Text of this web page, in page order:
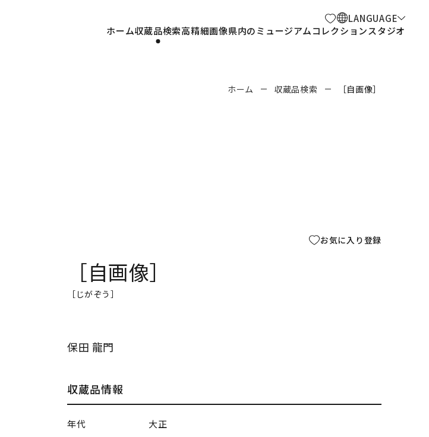
LANGUAGE
ホーム収蔵品検索高精細画像県内のミュージアムコレクションスタジオ
ホーム 収蔵品検索 ［自画像］
お気に入り登録
［自画像］
［じがぞう］
保田 龍門
収蔵品情報
年代 大正